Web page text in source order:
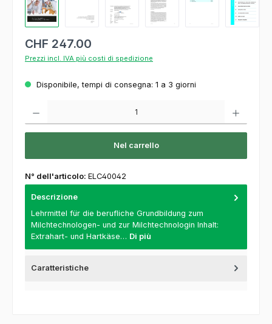
CHF 247.00
Prezzi incl. IVA più costi di spedizione
Disponibile, tempi di consegna: 1 a 3 giorni
Nel carrello
N° dell'articolo: ELC40042
Descrizione
Lehrmittel für die berufliche Grundbildung zum
Milchtechnologen- und zur Milchtechnologin Inhalt:
Extrahart- und Hartkäse… Di più
Caratteristiche